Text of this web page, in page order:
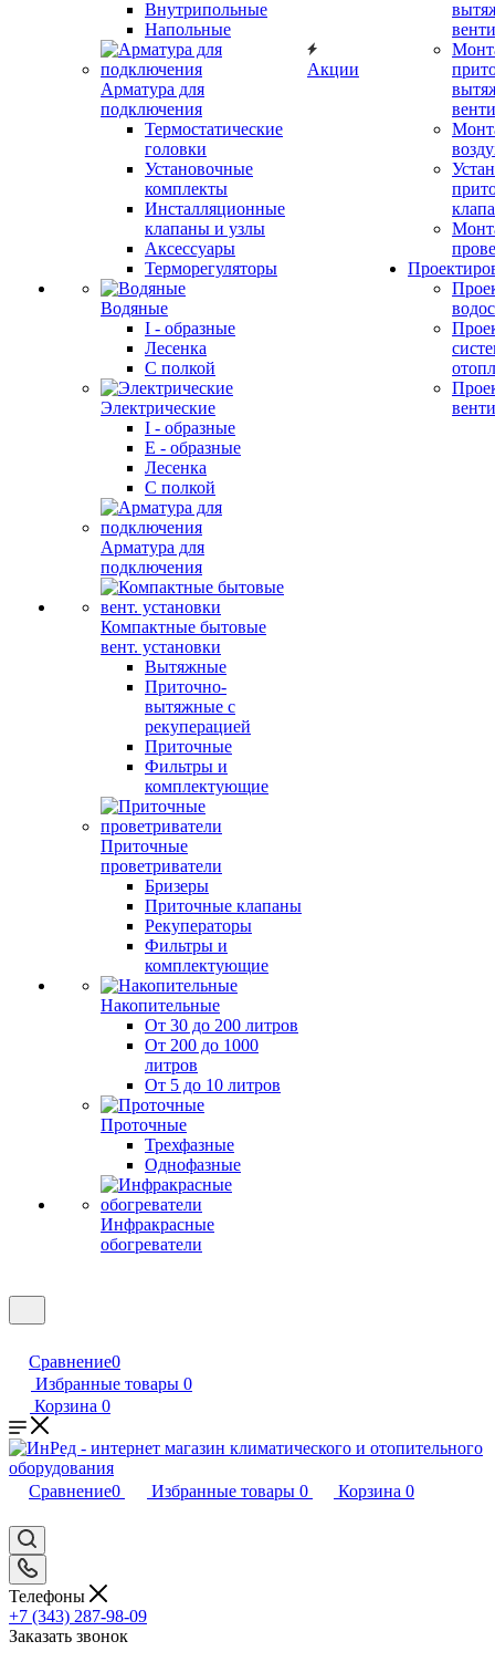
Внутрипольные
Напольные
Арматура для
подключения
Термостатические
головки
Установочные
комплекты
Инсталляционные
клапаны и узлы
Аксессуары
Терморегуляторы
Водяные
I - образные
Лесенка
С полкой
Электрические
I - образные
E - образные
Лесенка
С полкой
Арматура для
подключения
Компактные бытовые
вент. установки
Вытяжные
Приточно-
вытяжные с
рекуперацией
Приточные
Фильтры и
комплектующие
Приточные
проветриватели
Бризеры
Приточные клапаны
Рекуператоры
Фильтры и
комплектующие
Накопительные
От 30 до 200 литров
От 200 до 1000
литров
От 5 до 10 литров
Проточные
Трехфазные
Однофазные
Инфракрасные
обогреватели
Акции
Сравнение0
Избранные товары 0
Корзина 0
Сравнение0 Избранные товары 0 Корзина 0
Телефоны
+7 (343) 287-98-09
Заказать звонок